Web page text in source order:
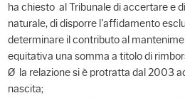
ha chiesto al Tribunale di accertare e
naturale, di disporre l'affidamento
determinare il contributo al
equitativa una somma a titolo di
Ø la relazione si è protratta dal 2003
nascita;